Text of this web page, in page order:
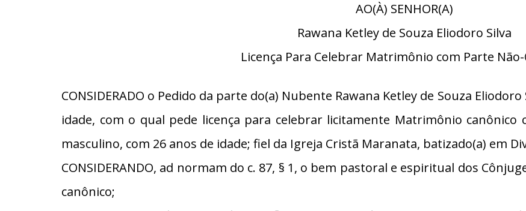
AO(À) SENHOR(A)
Rawana Ketley de Souza Eliodoro Silva
Licença Para Celebrar Matrimônio com Parte
CONSIDERADO o Pedido da parte do(a) Nubente Rawana Ketley de Souza
idade, com o qual pede licença para celebrar licitamente Matrimônio canônico
masculino, com 26 anos de idade; fiel da Igreja Cristã Maranata, batizado(a) em
CONSIDERANDO, ad normam do c. 87, § 1, o bem pastoral e espiritual dos
canônico;